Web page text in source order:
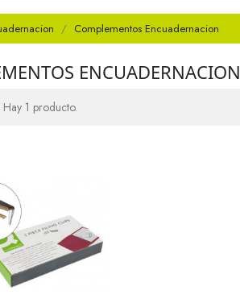
Complementos Encuadernacion
ENCUADERNACION
Hay 1 producto.